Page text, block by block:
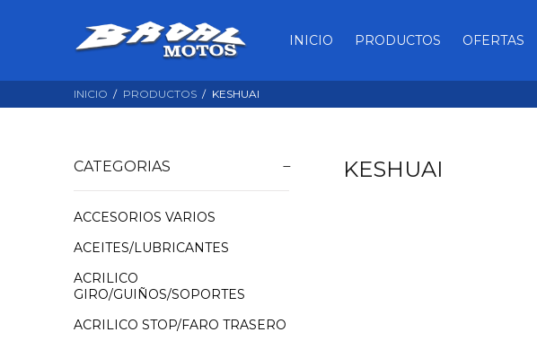
INICIO PRODUCTOS OFERTAS
INICIO PRODUCTOS KESHUAI
CATEGORIAS
ACCESORIOS VARIOS
ACEITES/LUBRICANTES
ACRILICO
GIRO/GUIÑOS/SOPORTES
ACRILICO STOP/FARO TRASERO
KESHUAI